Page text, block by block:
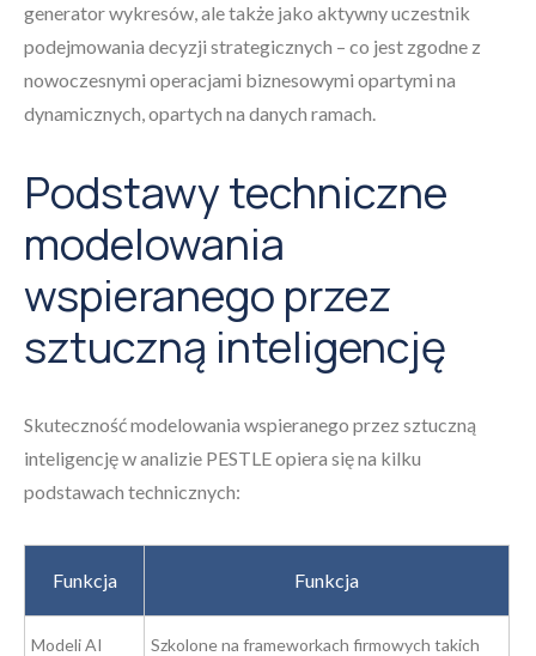
generator wykresów, ale także jako aktywny uczestnik
podejmowania decyzji strategicznych – co jest zgodne z
nowoczesnymi operacjami biznesowymi opartymi na
dynamicznych, opartych na danych ramach.
Podstawy techniczne
modelowania
wspieranego przez
sztuczną inteligencję
Skuteczność modelowania wspieranego przez sztuczną
inteligencję w analizie PESTLE opiera się na kilku
podstawach technicznych:
Funkcja Funkcja
Modeli AI Szkolone na frameworkach firmowych takich